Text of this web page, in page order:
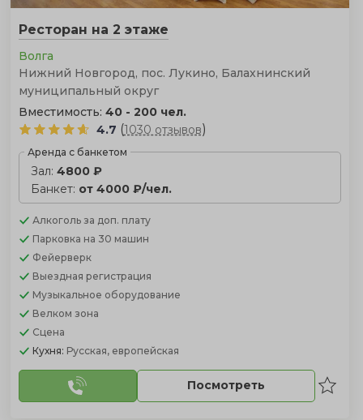
Ресторан на 2 этаже
Волга
Нижний Новгород, пос. Лукино, Балахнинский
муниципальный округ
Вместимость: 40 - 200 чел.
4.7 (1030 отзывов)
Аренда с банкетом
Зал: 4800 ₽
Банкет: от 4000 ₽/чел.
Алкоголь за доп. плату
Парковка на 30 машин
Фейерверк
Выездная регистрация
Музыкальное оборудование
Велком зона
Сцена
Кухня: Русская, европейская
Посмотреть